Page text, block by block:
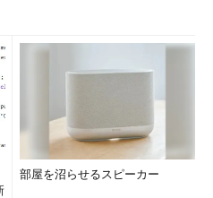
部屋を沼らせるスピーカー